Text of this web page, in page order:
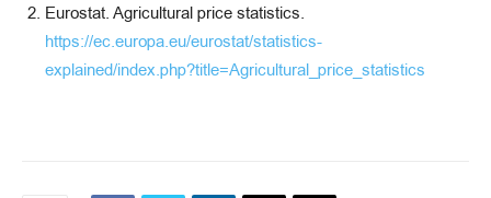
Eurostat. Agricultural price statistics.
https://ec.europa.eu/eurostat/statistics-
explained/index.php?title=Agricultural_price_statistics